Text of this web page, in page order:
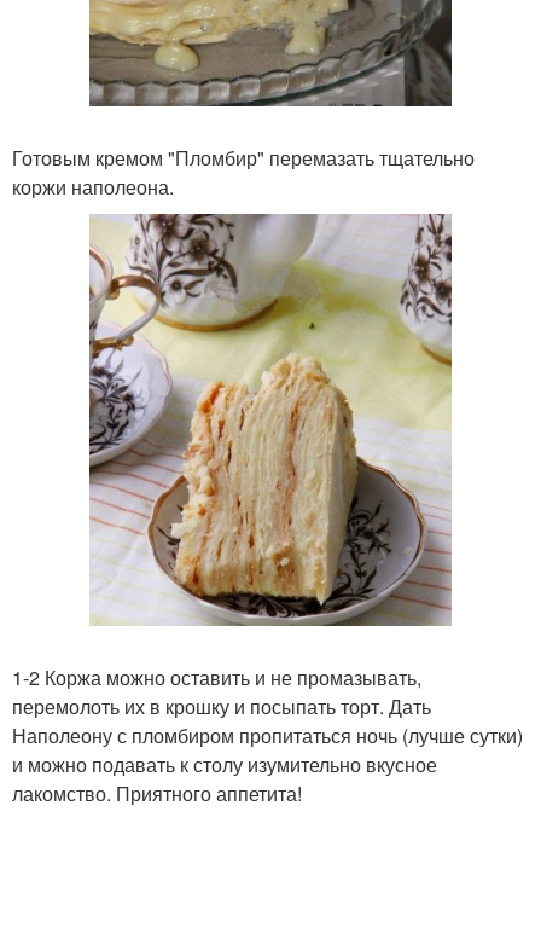
Готовым кремом "Пломбир" перемазать тщательно
коржи наполеона.
1-2 Коржа можно оставить и не промазывать,
перемолоть их в крошку и посыпать торт. Дать
Наполеону с пломбиром пропитаться ночь (лучше сутки)
и можно подавать к столу изумительно вкусное
лакомство. Приятного аппетита!